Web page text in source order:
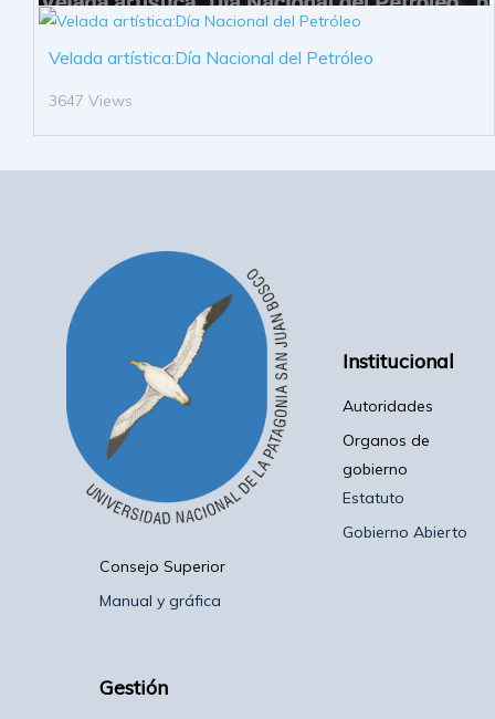
Velada artística:Día Nacional del Petróleo
3647 Views
Institucional
Autoridades
Organos de
gobierno
Estatuto
Gobierno Abierto
Consejo Superior
Manual y gráfica
Gestión